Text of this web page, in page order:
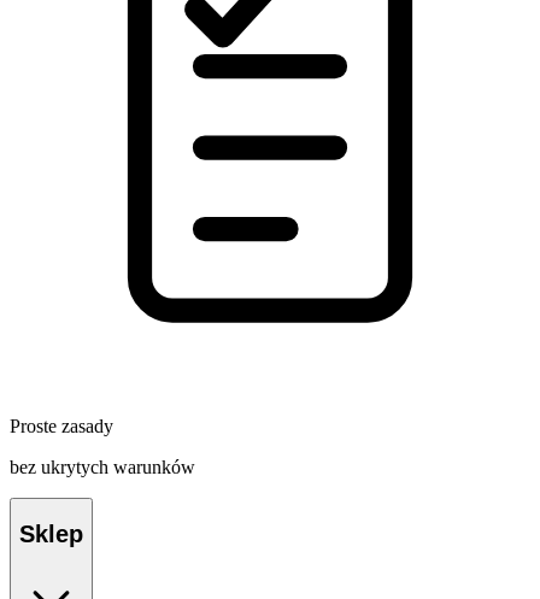
Proste zasady
bez ukrytych warunków
Sklep